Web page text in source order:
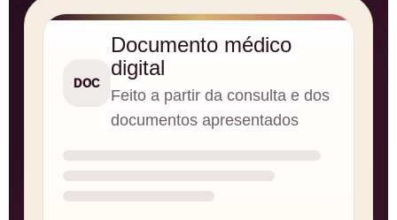
DOC
Documento médico
digital
Feito a partir da consulta e dos
documentos apresentados